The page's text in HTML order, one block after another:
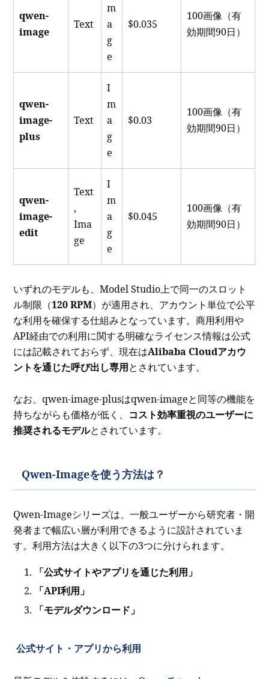
qwen-
image
Text
m
a
g
e
$0.035
100画像（有
効期間90日）
qwen-
image-
plus
Text
I
m
a
g
e
$0.03
100画像（有
効期間90日）
qwen-
image-
edit
Text
,
Ima
ge
I
m
a
g
e
$0.045
100画像（有
効期間90日）
いずれのモデルも、Model Studio上で同一のスロット
ル制限（120 RPM）が適用され、アカウント単位で公平
な利用を確保する仕組みとなっています。商用利用や
API経由での利用に関する明確なライセンス情報は公式
には記載されておらず、現在はAlibaba Cloudアカウ
ントを通じた呼び出し専用とされています。
なお、qwen-image-plusはqwen-imageと同等の機能を
持ちながらも価格が低く、 コスト効率重視のユーザーに
推奨されるモデルとされています。
Qwen-Imageを使う方法は？
Qwen-Imageシリーズは、一般ユーザーから研究者・開
発者まで幅広い層が利用できるように設計されていま
す。利用方法は大きく以下の3つに分けられます。
「公式サイトやアプリを通じた利用」
「API利用」
「モデルダウンロード」
公式サイト・アプリから利用